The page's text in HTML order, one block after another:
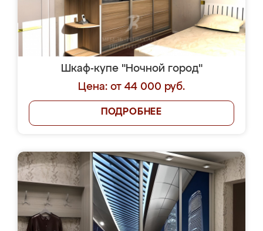
Шкаф-купе "Ночной город"
Цена: от 44 000 руб.
ПОДРОБНЕЕ